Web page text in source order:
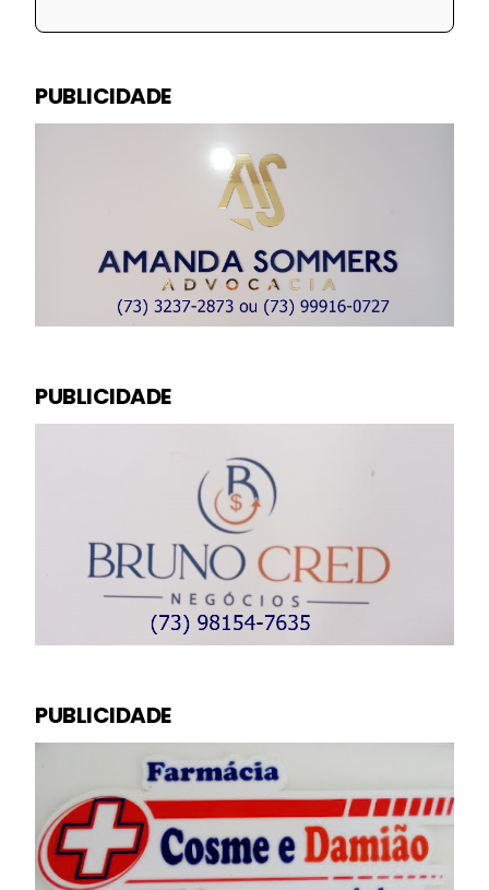
PUBLICIDADE
PUBLICIDADE
PUBLICIDADE